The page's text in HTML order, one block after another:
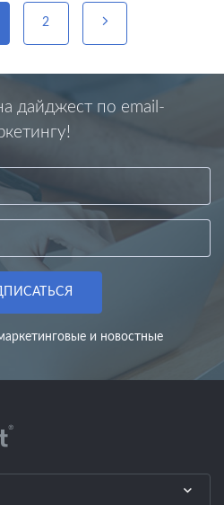
2
дайджест по email-
и новостные